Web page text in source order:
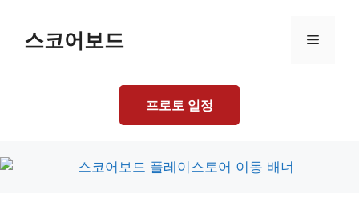
content스코어보드 Menu
프로토 일정